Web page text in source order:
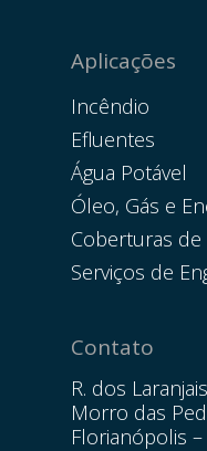
Aplicações
Incêndio
Efluentes
Água Potável
Óleo, Gás e
Coberturas de
Serviços de
Contato
R. dos
Morro das
Florianópolis –